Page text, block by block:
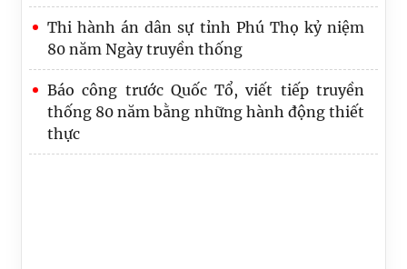
Thi hành án dân sự tỉnh Phú Thọ nâng cao
năng lực chuyển đổi số, đáp ứng yêu cầu cải
cách tư pháp
Thi hành án dân sự tỉnh Phú Thọ dâng
hương tưởng niệm các Anh hùng liệt sĩ: Tri